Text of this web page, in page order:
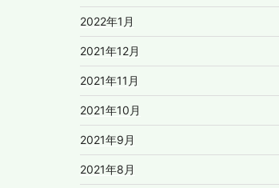
2022年1月
2021年12月
2021年11月
2021年10月
2021年9月
2021年8月